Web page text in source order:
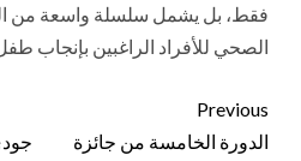
فقط، بل يشمل سلسلة واسعة من
الصحي للأفراد الراغبين بإنجاب
Previous
الدورة الخامسة من جائزة